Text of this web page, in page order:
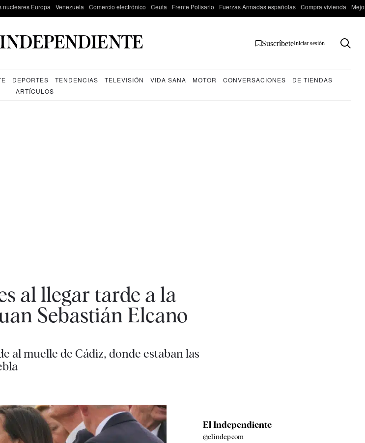
nucleares Europa Venezuela Comercio electrónico Ceuta Frente Polisario Fuerzas Armadas españolas Compra vivienda
SuscríbeteIniciar sesión
DEPORTES TENDENCIAS TELEVISIÓN VIDA SANA MOTOR CONVERSACIONES
DE TIENDAS
ARTÍCULOS
al llegar tarde a la
Sebastián Elcano
al muelle de Cádiz, donde estaban las
El Independiente
@elindepcom